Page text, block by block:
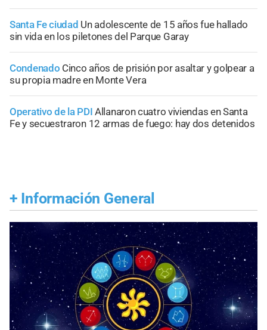
Santa Fe ciudad Un adolescente de 15 años fue hallado
sin vida en los piletones del Parque Garay
Condenado Cinco años de prisión por asaltar y golpear a
su propia madre en Monte Vera
Operativo de la PDI Allanaron cuatro viviendas en Santa
Fe y secuestraron 12 armas de fuego: hay dos detenidos
+ Información General